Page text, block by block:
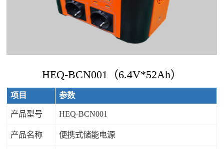
HEQ-BCN001（6.4V*52Ah）
项目
参数
产品型号
HEQ-BCN001
产品名称 便携式储能电源